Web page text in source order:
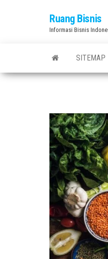
Ruang Bisnis
Informasi Bisnis
SITEMAP